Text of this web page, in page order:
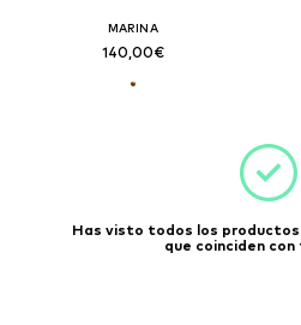
MARINA
140,00€
Has visto todos los productos
que coinciden